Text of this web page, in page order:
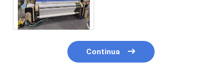
Continua